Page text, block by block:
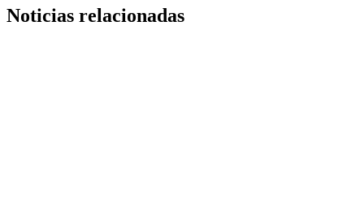
Noticias relacionadas